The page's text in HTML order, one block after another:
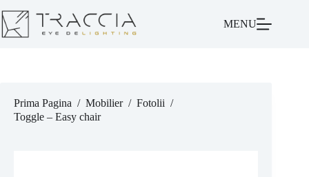
MENU
Prima Pagina / Mobilier / Fotolii /
Toggle – Easy chair